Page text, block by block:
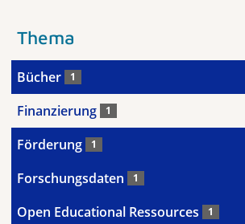
Thema
Bücher 1
Finanzierung 1
Förderung 1
Forschungsdaten 1
Open Educational Ressources 1